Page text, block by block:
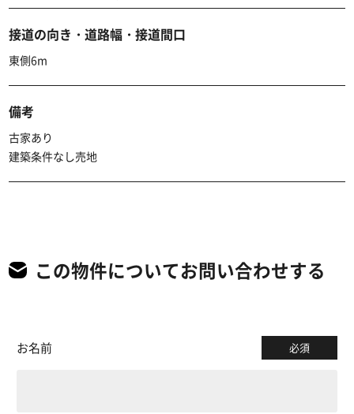
接道の向き・道路幅・接道間口
東側6m
備考
古家あり
建築条件なし売地
この物件についてお問い合わせする
お名前 必須